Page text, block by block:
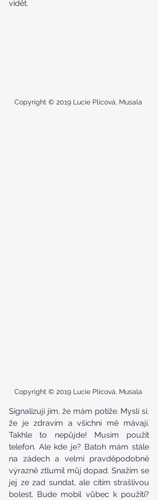
vidět.
Copyright © 2019 Lucie Plicová, Musala
Copyright © 2019 Lucie Plicová, Musala
Signalizuji jim, že mám potíže. Myslí si,
že je zdravím a všichni mě mávají.
Takhle to nepůjde! Musím použít
telefon. Ale kde je? Batoh mám stále
na zádech a velmi pravděpodobně
výrazně ztlumil můj dopad. Snažím se
jej ze zad sundat, ale cítím strašlivou
bolest. Bude mobil vůbec k použití?